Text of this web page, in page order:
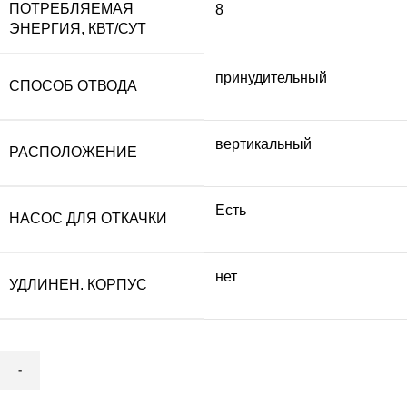
ПОТРЕБЛЯЕМАЯ
ЭНЕРГИЯ, КВТ/СУТ
8
СПОСОБ ОТВОДА
принудительный
РАСПОЛОЖЕНИЕ
вертикальный
НАСОС ДЛЯ ОТКАЧКИ
Есть
УДЛИНЕН. КОРПУС
нет